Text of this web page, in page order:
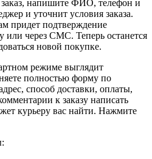
напишите ФИО, телефон и
и уточнит условия заказа.
придет подтверждение
или через СМС. Теперь останется
новой покупке.
режиме выглядит
полностью форму по
способ доставки, оплаты,
к заказу написать
курьеру вас найти. Нажмите